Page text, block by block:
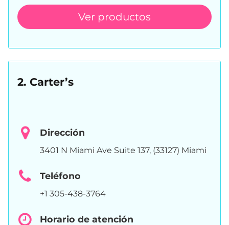
Ver productos
2. Carter’s
Dirección
3401 N Miami Ave Suite 137, (33127) Miami
Teléfono
+1 305-438-3764
Horario de atención